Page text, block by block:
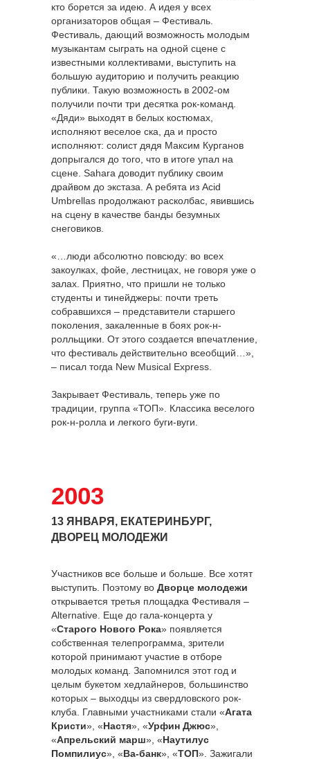
кто борется за идею. А идея у всех
организаторов общая – Фестиваль.
Фестиваль, дающий возможность молодым
музыкантам сыграть на одной сцене с
известными коллективами, выступить на
большую аудиторию и получить реакцию
публики. Такую возможность в 2002-ом
получили почти три десятка рок-команд.
«Дяди» выходят в белых костюмах,
исполняют веселое ска, да и просто
исполняют: солист дядя Максим Курганов
допрыгался до того, что в итоге упал на
сцене. Sahara доводит публику своим
драйвом до экстаза. А ребята из Acid
Umbrellas продолжают расколбас, явившись
на сцену в качестве банды безумных
снеговиков.
«…люди абсолютно повсюду: во всех
закоулках, фойе, лестницах, не говоря уже о
залах. Приятно, что пришли не только
студенты и тинейджеры: почти треть
собравшихся – представители старшего
поколения, закаленные в боях рок-н-
ролльщики. От этого создается впечатление,
что фестиваль действительно всеобщий…»,
– писал тогда New Musical Express.
Закрывает Фестиваль, теперь уже по
традиции, группа «ТОП». Классика веселого
рок-н-ролла и легкого буги-вуги.
13 ЯНВАРЯ, ЕКАТЕРИНБУРГ,
ДВОРЕЦ МОЛОДЕЖИ
Участников все больше и больше. Все хотят
выступить. Поэтому во Дворце молодежи
открывается третья площадка Фестиваля –
Alternative. Еще до гала-концерта у
«Старого Нового Рока» появляется
собственная телепрограмма, зрители
которой принимают участие в отборе
молодых команд. Запомнился этот год и
целым букетом хедлайнеров, большинство
которых – выходцы из свердловского рок-
клуба. Главными участниками стали «Агата
Кристи», «Настя», «Урфин Джюс»,
«Апрельский марш», «Наутилус
Помпилиус», «Ва-банк», «ТОП». Зажигали
2003